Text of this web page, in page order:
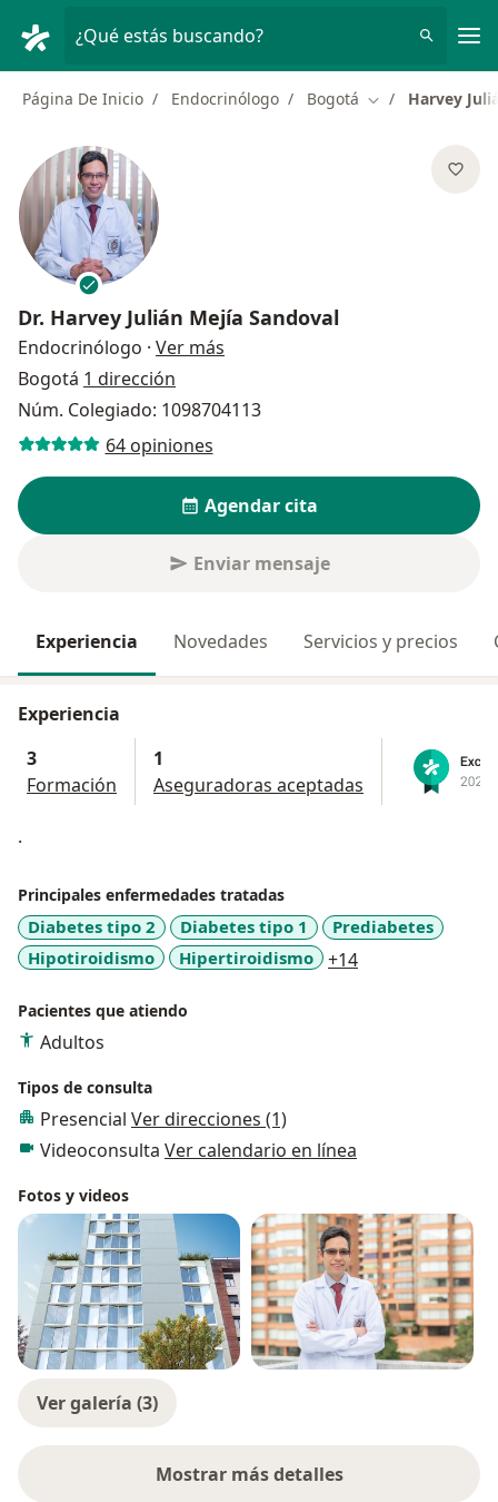
¿Qué estás buscando?
Página De Inicio Endocrinólogo Bogotá Cambiar de
Harvey
Dr. Harvey Julián Mejía Sandoval
Endocrinólogo · Ver más
Bogotá 1 dirección
Núm. Colegiado: 1098704113
64 opiniones
Agendar cita
Enviar mensaje
Experiencia Novedades Servicios y precios
Experiencia
3
Formación
1
Aseguradoras aceptadas
.
Principales enfermedades tratadas
Diabetes tipo 2 Diabetes tipo 1
Prediabetes
Hipotiroidismo
Hipertiroidismo +14
Pacientes que atiendo
Adultos
Tipos de consulta
Presencial Ver direcciones (1)
Videoconsulta Ver calendario en línea
Fotos y videos
Ver galería (3)
Mostrar más detalles
sobre la experiencia